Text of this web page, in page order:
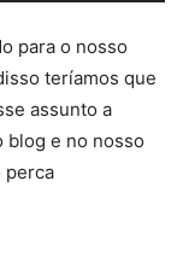
para o nosso
teríamos que
assunto a
blog e no nosso
perca